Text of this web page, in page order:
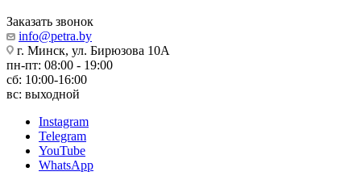
Заказать звонок
info@petra.by
г. Минск, ул. Бирюзова 10А
пн-пт: 08:00 - 19:00
сб: 10:00-16:00
вс: выходной
Instagram
Telegram
YouTube
WhatsApp